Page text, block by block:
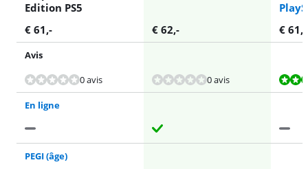
Edition PS5
€ 61,- € 62,- € 61,-
Avis
0 avis
0 avis
La note est de 8,8 sur 10, basée sur 3 avis.
La note est de 9,0 sur 10, basée sur 4 avis.
La note est de 9,8 sur 10, basée sur 9 avis.
En ligne
PEGI (âge)